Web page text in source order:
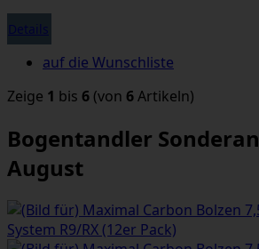
Details
auf die Wunschliste
Zeige 1 bis 6 (von 6Artikeln)
Bogentandler
August